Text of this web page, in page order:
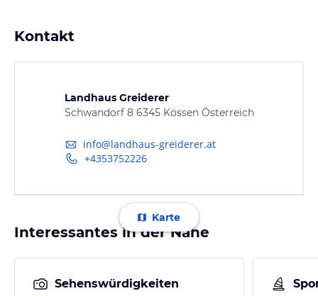
Kontakt
Landhaus Greiderer
Schwandorf 8 6345 Kössen Österreich
info@landhaus-greiderer.at
+4353752226
Karte
Interessantes in der Nähe
Sehenswürdigkeiten